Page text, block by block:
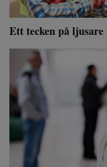
Ett tecken på